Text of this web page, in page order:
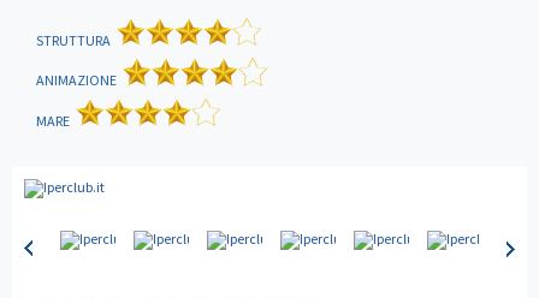
STRUTTURA
ANIMAZIONE
MARE